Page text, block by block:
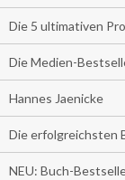
Die 5 ultimativen
Die Medien-
Hannes Jaenicke
Die erfolgreichsten
NEU: Buch-